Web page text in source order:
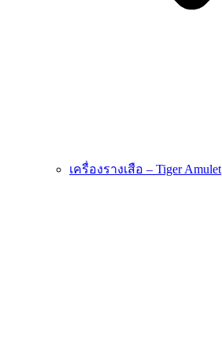
เครื่องรางเสือ – Tiger Amulet